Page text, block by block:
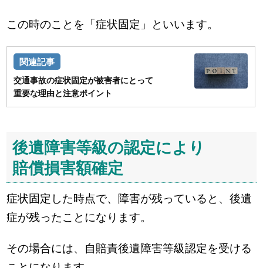
この時のことを「症状固定」といいます。
交通事故の症状固定が被害者にとって
重要な理由と注意ポイント
後遺障害等級の認定により
賠償損害額確定
症状固定した時点で、障害が残っていると、後遺
症が残ったことになります。
その場合には、自賠責後遺障害等級認定を受ける